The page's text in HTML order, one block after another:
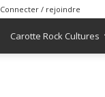
Connecter / rejoindre
Carotte Rock Cultures